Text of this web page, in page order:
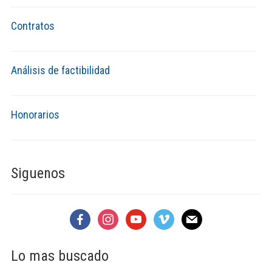
Contratos
Análisis de factibilidad
Honorarios
Siguenos
facebookinstagramyoutubevimeo mail
Lo mas buscado